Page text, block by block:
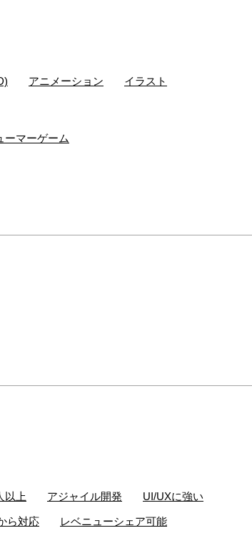
アニメーション イラスト
ーマーゲーム
以上 アジャイル開発 UI/UXに強い
ら対応 レベニューシェア可能